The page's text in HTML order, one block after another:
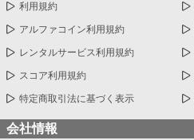
利用規約
アルファコイン利用規約
レンタルサービス利用規約
スコア利用規約
特定商取引法に基づく表示
会社情報